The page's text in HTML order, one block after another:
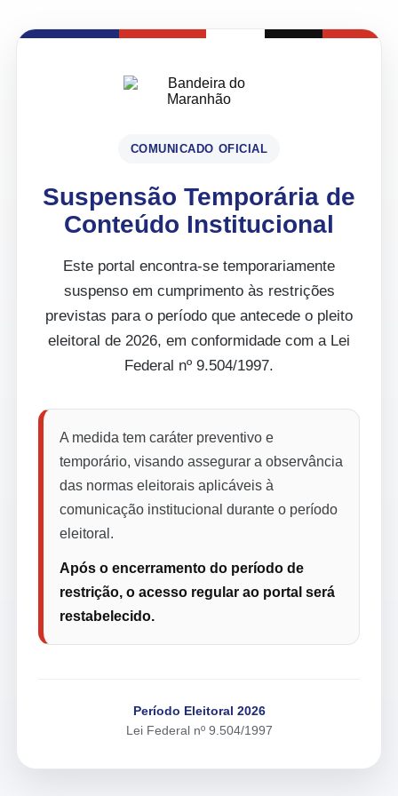
COMUNICADO OFICIAL
Suspensão Temporária de
Conteúdo Institucional
Este portal encontra-se temporariamente
suspenso em cumprimento às restrições
previstas para o período que antecede o pleito
eleitoral de 2026, em conformidade com a Lei
Federal nº 9.504/1997.
A medida tem caráter preventivo e
temporário, visando assegurar a observância
das normas eleitorais aplicáveis à
comunicação institucional durante o período
eleitoral.
Após o encerramento do período de
restrição, o acesso regular ao portal será
restabelecido.
Período Eleitoral 2026
Lei Federal nº 9.504/1997